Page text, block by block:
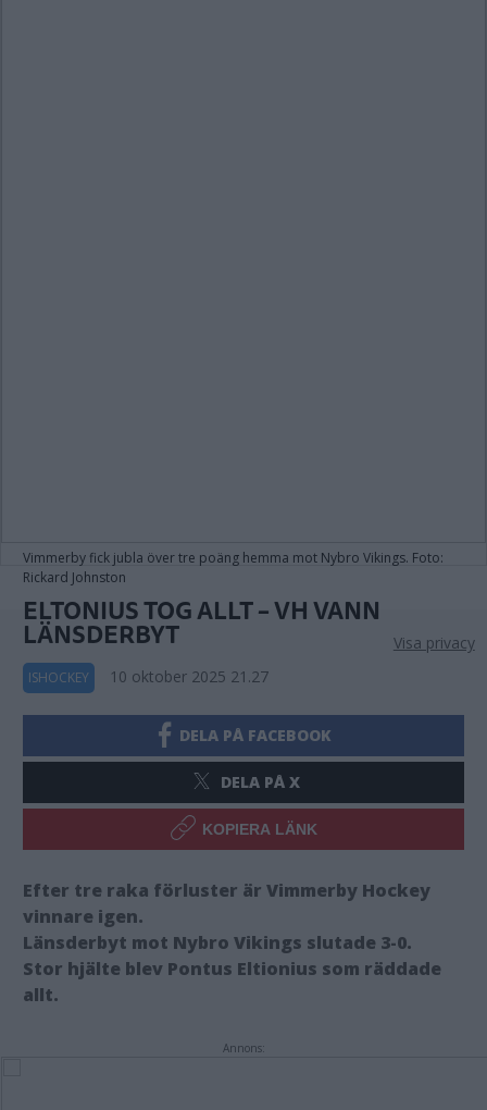
Vimmerby fick jubla över tre poäng hemma mot Nybro Vikings. Foto:
Rickard Johnston
ELTONIUS TOG ALLT – VH VANN
LÄNSDERBYT
ISHOCKEY 10 oktober 2025 21.27
DELA PÅ FACEBOOK
DELA PÅ X
KOPIERA LÄNK
Efter tre raka förluster är Vimmerby Hockey
vinnare igen.
Länsderbyt mot Nybro Vikings slutade 3-0.
Stor hjälte blev Pontus Eltionius som räddade
allt.
Annons:
Visa privacy